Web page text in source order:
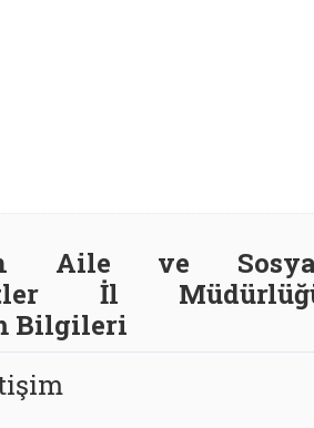
Aile ve
İl
Bilgileri